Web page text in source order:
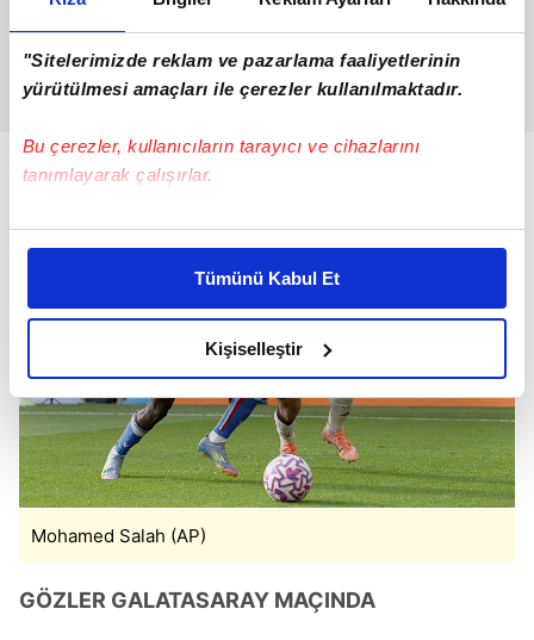
"Sitelerimizde reklam ve pazarlama faaliyetlerinin
yürütülmesi amaçları ile çerezler kullanılmaktadır.
Bu çerezler, kullanıcıların tarayıcı ve cihazlarını
tanımlayarak çalışırlar.
Bu çerezlere izin vermeniz halinde sizlere özel
daha iyi reklam deneyimi yaşatabiliriz. Bunu yaparken
amacımızın size daha iyi bir reklam deneyimi sunmak
olduğunu ve sizlere en iyi içerikleri sunabilmek adına
elimizden gelen çabayı gösterdiğimizi ve bu noktada,
reklamların maliyetlerimizi karşılamak noktasında tek gelir
kalemimiz olduğunu sizlere hatırlatmak isteriz.
Her halükârda, kullanıcılar, bu çerezlere izin vermedikleri
gösterilmeyecektir."
Sizlere daha iyi bir hizmet sunabilmek için İnternet
Tümünü Kabul Et
Kişiselleştir
Mohamed Salah (AP)
GÖZLER GALATASARAY MAÇINDA